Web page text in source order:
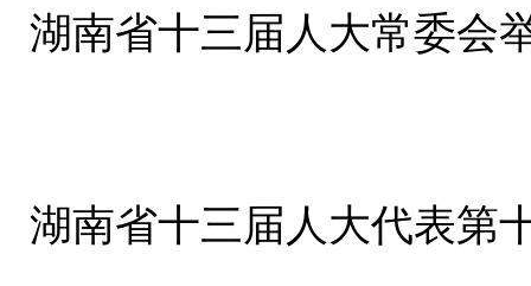
湖南省十三届人大常委会
湖南省十三届人大代表第